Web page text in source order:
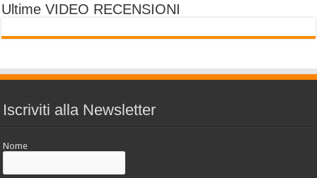
Ultime VIDEO RECENSIONI
Iscriviti alla Newsletter
Nome